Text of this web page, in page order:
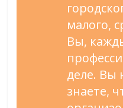
малого,
Вы,
деле. Вы
знаете,